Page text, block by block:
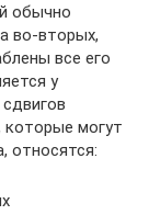
обычно
во-вторых,
все его
у
могут
относятся: